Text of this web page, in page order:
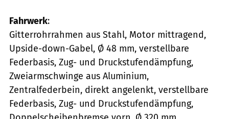
Fahrwerk:
Gitterrohrrahmen aus Stahl, Motor mittragend,
Upside-down-Gabel, Ø 48 mm, verstellbare
Federbasis, Zug- und Druckstufendämpfung,
Zweiarmschwinge aus Aluminium,
Zentralfederbein, direkt angelenkt, verstellbare
Federbasis, Zug- und Druckstufendämpfung,